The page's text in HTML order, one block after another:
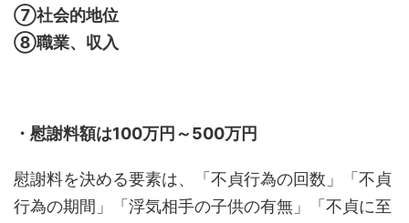
⑦社会的地位
⑧職業、収入
・慰謝料額は100万円～500万円
慰謝料を決める要素は、「不貞行為の回数」「不貞
行為の期間」「浮気相手の子供の有無」「不貞に至